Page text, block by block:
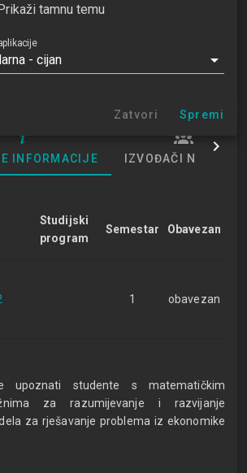
NN
INFORMACIJE IZVOĐAČI NASTAVE
Studijski
program
Semestar Obavezan
1 obavezan
upoznati studente s matematičkim
za razumijevanje i razvijanje
za rješavanje problema iz ekonomike
tamnu temu
- cijan
Zatvori Spremi